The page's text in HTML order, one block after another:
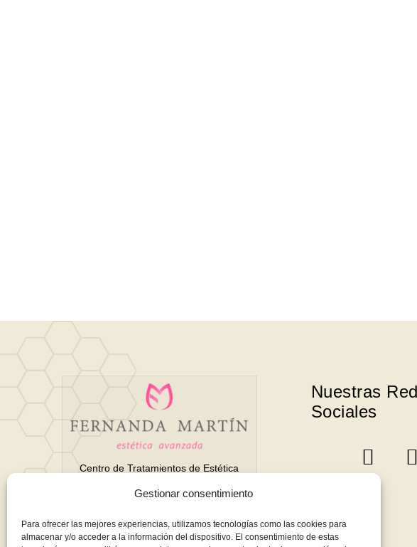
Gestionar consentimiento
Para ofrecer las mejores experiencias, utilizamos tecnologías como las cookies para
almacenar y/o acceder a la información del dispositivo. El consentimiento de estas
Centro de Tratamientos de Estética
Avanzada y Belleza en Motril
Nuestras
Sociales